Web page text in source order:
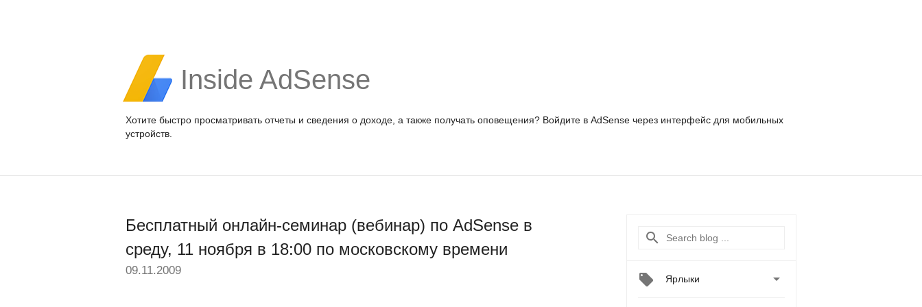
Inside AdSense
Хотите быстро просматривать отчеты и сведения о доходе, а также получать оповещения? Войдите в AdSense через интерфейс для мобильных
устройств.
Бесплатный онлайн-семинар (вебинар) по AdSense в
среду, 11 ноября в 18:00 по московскому времени
09.11.2009
Ярлыки 